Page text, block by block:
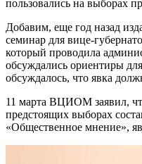
пользовались на выборах
Добавим, еще год назад
семинар для вице-
который проводила
обсуждались ориентиры
обсуждалось, что явка
11 марта ВЦИОМ заявил,
предстоящих выборах
«Общественное мнение»,